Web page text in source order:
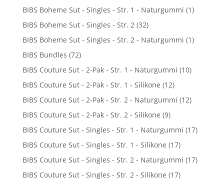
BIBS Boheme Sut - Singles - Str. 1 - Naturgummi (1)
BIBS Boheme Sut - Singles - Str. 2 (32)
BIBS Boheme Sut - Singles - Str. 2 - Naturgummi (1)
BIBS Bundles (72)
BIBS Couture Sut - 2-Pak - Str. 1 - Naturgummi (10)
BIBS Couture Sut - 2-Pak - Str. 1 - Silikone (12)
BIBS Couture Sut - 2-Pak - Str. 2 - Naturgummi (12)
BIBS Couture Sut - 2-Pak - Str. 2 - Silikone (9)
BIBS Couture Sut - Singles - Str. 1 - Naturgummi (17)
BIBS Couture Sut - Singles - Str. 1 - Silikone (17)
BIBS Couture Sut - Singles - Str. 2 - Naturgummi (17)
BIBS Couture Sut - Singles - Str. 2 - Silikone (17)